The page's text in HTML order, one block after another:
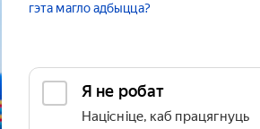
гэта магло адбыцца?
Я не робат
Націсніце, каб працягнуць